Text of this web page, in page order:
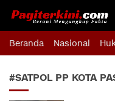
Pagiterkini.com
Berani Mengungkap
Beranda Nasional
#SATPOL PP KOTA